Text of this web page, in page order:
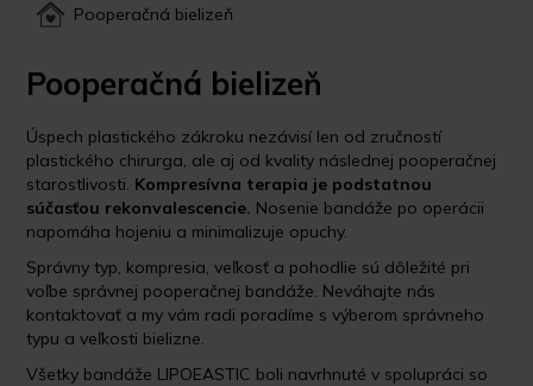
Pooperačná bielizeň
Pooperačná bielizeň
Úspech plastického zákroku nezávisí len od zručností
plastického chirurga, ale aj od kvality následnej pooperačnej
starostlivosti. Kompresívna terapia je podstatnou
súčasťou rekonvalescencie. Nosenie bandáže po operácii
napomáha hojeniu a minimalizuje opuchy.
Správny typ, kompresia, veľkosť a pohodlie sú dôležité pri
voľbe správnej pooperačnej bandáže. Neváhajte nás
kontaktovať a my vám radi poradíme s výberom správneho
typu a veľkosti bielizne.
Všetky bandáže LIPOEASTIC boli navrhnuté v spolupráci so